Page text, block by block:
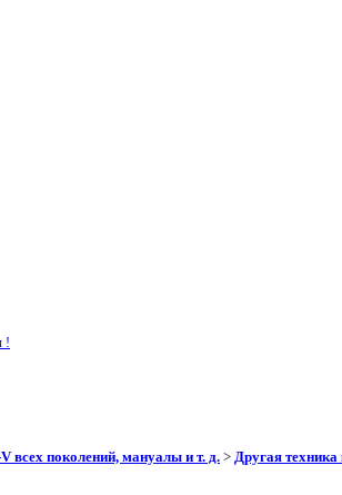
!
всех поколений, мануалы и т. д. > Другая